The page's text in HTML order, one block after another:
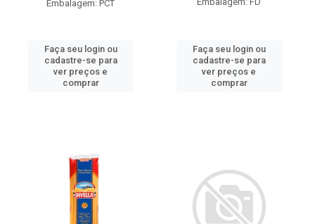
Embalagem: PCT
Faça seu login ou
cadastre-se para
ver preços e
comprar
Faça seu login ou
cadastre-se para
ver preços e
comprar